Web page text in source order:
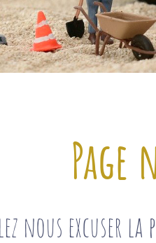
nous excuser la